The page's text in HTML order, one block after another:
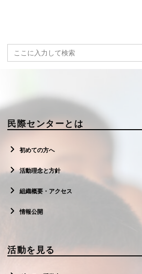
Search
for:
民際センターとは
初めての方へ
活動理念と方針
組織概要・アクセス
情報公開
活動を見る